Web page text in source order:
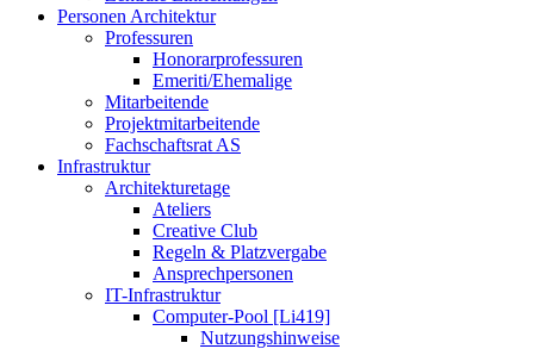
Personen Architektur
Professuren
Honorarprofessuren
Emeriti/Ehemalige
Mitarbeitende
Projektmitarbeitende
Fachschaftsrat AS
Infrastruktur
Architekturetage
Ateliers
Creative Club
Regeln & Platzvergabe
Ansprechpersonen
IT-Infrastruktur
Computer-Pool [Li419]
Nutzungshinweise